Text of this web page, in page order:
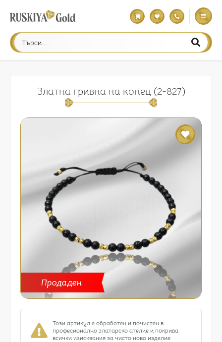
Златна гривна на конец (2-827)
Продаден
Този артикул е обработен и почистен в
професионално златарско ателие и покрива
всички изисквания за чисто ново изделие